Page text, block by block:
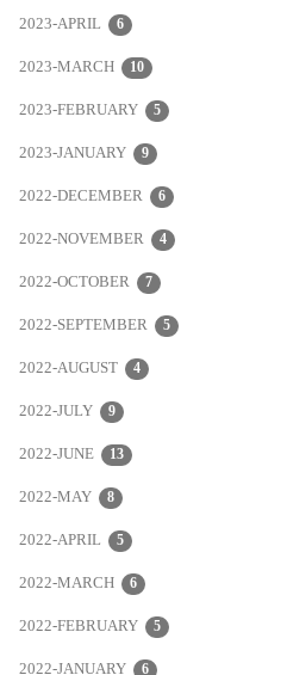
2023-APRIL 6
2023-MARCH 10
2023-FEBRUARY 5
2023-JANUARY 9
2022-DECEMBER 6
2022-NOVEMBER 4
2022-OCTOBER 7
2022-SEPTEMBER 5
2022-AUGUST 4
2022-JULY 9
2022-JUNE 13
2022-MAY 8
2022-APRIL 5
2022-MARCH 6
2022-FEBRUARY 5